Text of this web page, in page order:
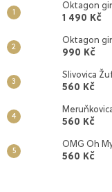
Oktagon
1 490 Kč
Oktagon
990 Kč
Slivovica
560 Kč
560 Kč
OMG Oh
560 Kč